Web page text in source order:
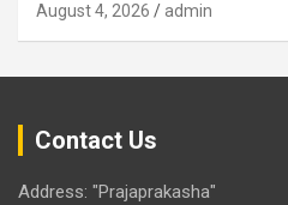
August 4, 2026 admin
Contact Us
Address: "Prajaprakasha"